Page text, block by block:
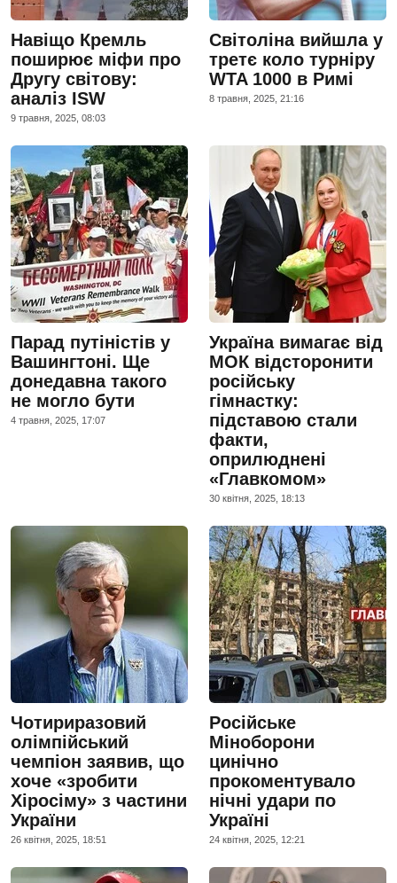
Навіщо Кремль
поширює міфи про
Другу світову:
аналіз ISW
9 травня, 2025, 08:03
Світоліна вийшла у
третє коло турніру
WTA 1000 в Римі
8 травня, 2025, 21:16
Парад путіністів у
Вашингтоні. Ще
донедавна такого
не могло бути
4 травня, 2025, 17:07
Україна вимагає від
МОК відсторонити
російську
гімнастку:
підставою стали
факти,
оприлюднені
«Главкомом»
30 квiтня, 2025, 18:13
Чотириразовий
олімпійський
чемпіон заявив, що
хоче «зробити
Хіросіму» з частини
України
26 квiтня, 2025, 18:51
Російське
Міноборони
цинічно
прокоментувало
нічні удари по
Україні
24 квiтня, 2025, 12:21